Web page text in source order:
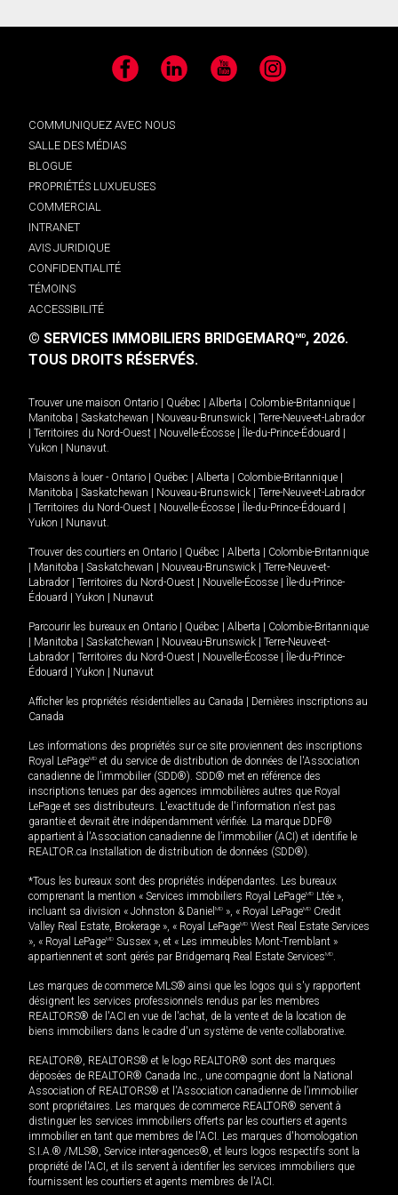
Facebook LinkedIn YouTube Instagram
COMMUNIQUEZ AVEC NOUS
SALLE DES MÉDIAS
BLOGUE
PROPRIÉTÉS LUXUEUSES
COMMERCIAL
INTRANET
AVIS JURIDIQUE
CONFIDENTIALITÉ
TÉMOINS
ACCESSIBILITÉ
© SERVICES IMMOBILIERS BRIDGEMARQMD, 2026.
TOUS DROITS RÉSERVÉS.
Trouver une maison Ontario Québec Alberta Colombie-Britannique
Manitoba
Saskatchewan Nouveau-Brunswick
Terre-Neuve-et-Labrador
Territoires du Nord-Ouest Nouvelle-Écosse Île-du-Prince-Édouard
Yukon
Nunavut.
Maisons à louer - Ontario Québec Alberta Colombie-Britannique
Manitoba
Saskatchewan Nouveau-Brunswick
Terre-Neuve-et-Labrador
Territoires du Nord-Ouest Nouvelle-Écosse Île-du-Prince-Édouard
Yukon
Nunavut.
Trouver des courtiers en Ontario Québec Alberta
Colombie-Britannique
Manitoba Saskatchewan Nouveau-Brunswick
Terre-Neuve-et-
Labrador
Territoires du Nord-Ouest Nouvelle-Écosse
Île-du-Prince-
Édouard
Yukon Nunavut
Parcourir les bureaux en Ontario Québec Alberta
Colombie-Britannique
Manitoba Saskatchewan Nouveau-Brunswick
Terre-Neuve-et-
Labrador
Territoires du Nord-Ouest Nouvelle-Écosse
Île-du-Prince-
Édouard
Yukon Nunavut
Afficher les propriétés résidentielles au Canada
Dernières inscriptions au
Canada
Les informations des propriétés sur ce site proviennent des inscriptions
Royal LePageMD et du service de distribution de données de l'Association
canadienne de l’immobilier (SDD®). SDD® met en référence des
inscriptions tenues par des agences immobilières autres que Royal
LePage et ses distributeurs. L'exactitude de l'information n'est pas
garantie et devrait être indépendamment vérifiée. La marque DDF®
appartient à l'Association canadienne de l’immobilier (ACI) et identifie le
REALTOR.ca Installation de distribution de données (SDD®).
*Tous les bureaux sont des propriétés indépendantes. Les bureaux
comprenant la mention « Services immobiliers Royal LePageMD Ltée »,
incluant sa division « Johnston & Daniel MD », « Royal LePageMD Credit
Valley Real Estate, Brokerage », « Royal LePageMD West Real Estate Services
», « Royal LePageMD Sussex », et « Les immeubles Mont-Tremblant »
appartiennent et sont gérés par Bridgemarq Real Estate ServicesMD.
Les marques de commerce MLS® ainsi que les logos qui s'y rapportent
désignent les services professionnels rendus par les membres
REALTORS® de l'ACI en vue de l'achat, de la vente et de la location de
biens immobiliers dans le cadre d'un système de vente collaborative.
REALTOR®, REALTORS® et le logo REALTOR® sont des marques
déposées de REALTOR® Canada Inc., une compagnie dont la National
Association of REALTORS® et l'Association canadienne de l’immobilier
sont propriétaires. Les marques de commerce REALTOR® servent à
distinguer les services immobiliers offerts par les courtiers et agents
immobilier en tant que membres de l'ACI. Les marques d'homologation
S.I.A.® /MLS®, Service inter-agences®, et leurs logos respectifs sont la
propriété de l'ACI, et ils servent à identifier les services immobiliers que
fournissent les courtiers et agents membres de l'ACI.